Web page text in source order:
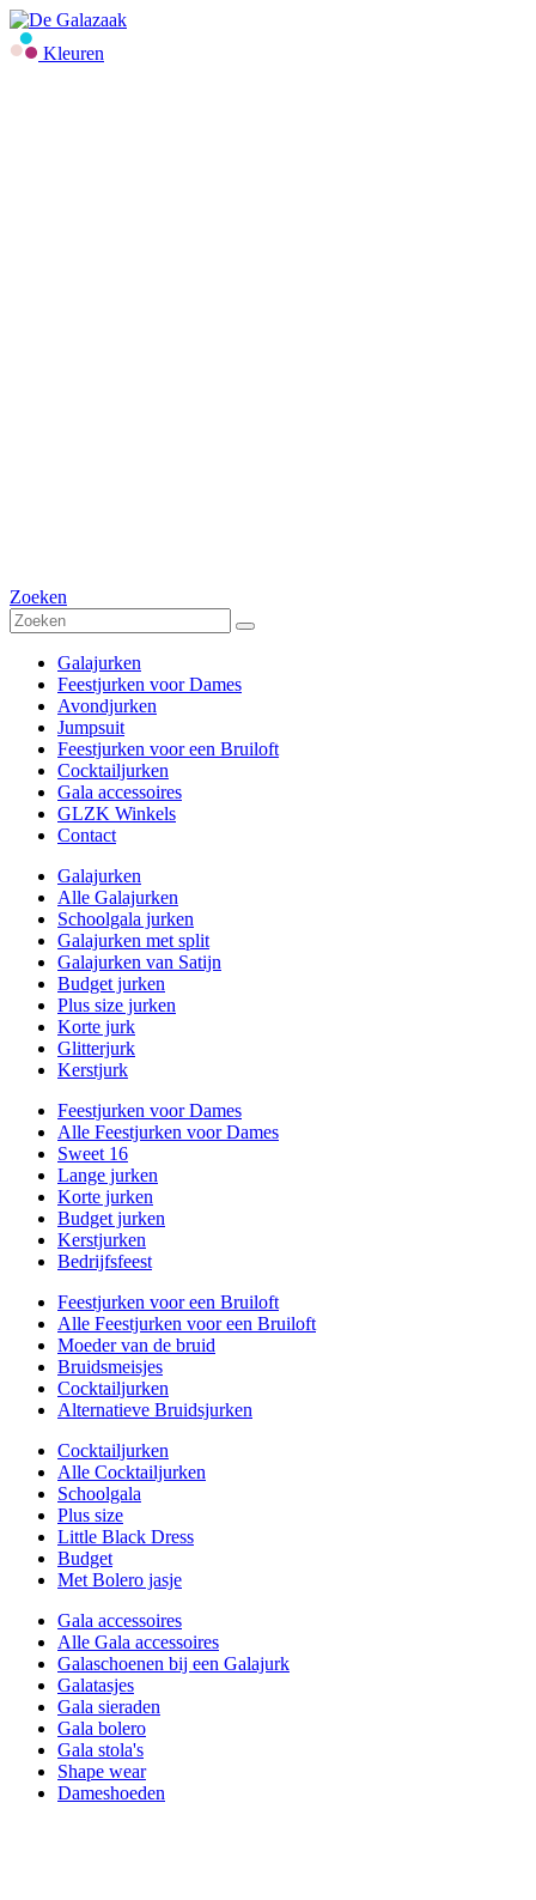
Kleuren
Zoeken
Galajurken
Feestjurken voor Dames
Avondjurken
Jumpsuit
Feestjurken voor een Bruiloft
Cocktailjurken
Gala accessoires
GLZK Winkels
Contact
Galajurken
Alle Galajurken
Schoolgala jurken
Galajurken met split
Galajurken van Satijn
Budget jurken
Plus size jurken
Korte jurk
Glitterjurk
Kerstjurk
Feestjurken voor Dames
Alle Feestjurken voor Dames
Sweet 16
Lange jurken
Korte jurken
Budget jurken
Kerstjurken
Bedrijfsfeest
Feestjurken voor een Bruiloft
Alle Feestjurken voor een Bruiloft
Moeder van de bruid
Bruidsmeisjes
Cocktailjurken
Alternatieve Bruidsjurken
Cocktailjurken
Alle Cocktailjurken
Schoolgala
Plus size
Little Black Dress
Budget
Met Bolero jasje
Gala accessoires
Alle Gala accessoires
Galaschoenen bij een Galajurk
Galatasjes
Gala sieraden
Gala bolero
Gala stola's
Shape wear
Dameshoeden